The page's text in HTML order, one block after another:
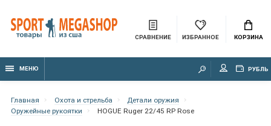
СРАВНЕНИЕ ИЗБРАННОЕ КОРЗИНА
МЕНЮ РУБЛЬ
Главная Охота и стрельба
Детали оружия
Оружейные рукоятки
HOGUE Ruger 22/45 RP Rose